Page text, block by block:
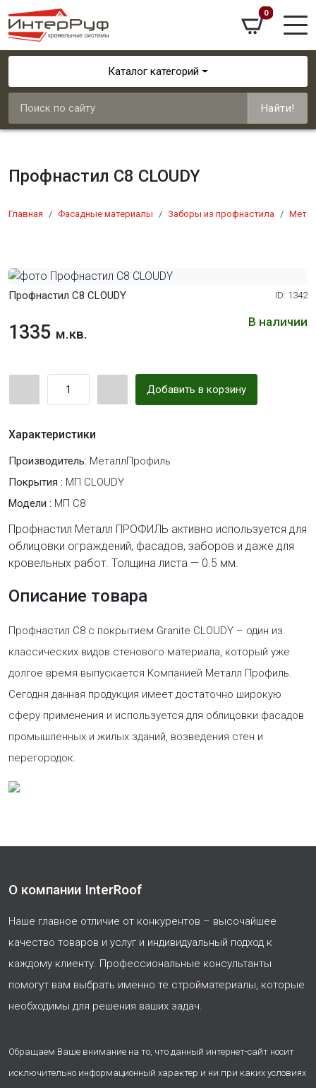
0
Каталог категорий
Найти!
Профнастил С8 CLOUDY
Главная Фасадные материалы Заборы из профнастила
Профнастил С8 CLOUDY ID: 1342
В наличии
1335 м.кв.
Добавить в корзину
Характеристики
Производитель: МеталлПрофиль
Покрытия : МП CLOUDY
Модели : МП С8
Профнастил Металл ПРОФИЛЬ активно используется для
облицовки ограждений, фасадов, заборов и даже для
кровельных работ. Толщина листа — 0.5 мм.
Описание товара
Профнастил C8 с покрытием Granite CLOUDY – один из
классических видов стенового материала, который уже
долгое время выпускается Компанией Металл Профиль.
Сегодня данная продукция имеет достаточно широкую
сферу применения и используется для облицовки фасадов
промышленных и жилых зданий, возведения стен и
перегородок.
О компании InterRoof
Наше главное отличие от конкурентов – высочайшее
качество товаров и услуг и индивидуальный подход к
каждому клиенту. Профессиональные консультанты
помогут вам выбрать именно те стройматериалы, которые
необходимы для решения ваших задач.
Обращаем Ваше внимание на то, что данный интернет-сайт носит
исключительно информационный характер и ни при каких условиях